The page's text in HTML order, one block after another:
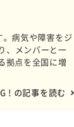
病気や障害をジ
、メンバーと一
拠点を全国に増
! の記事を読む